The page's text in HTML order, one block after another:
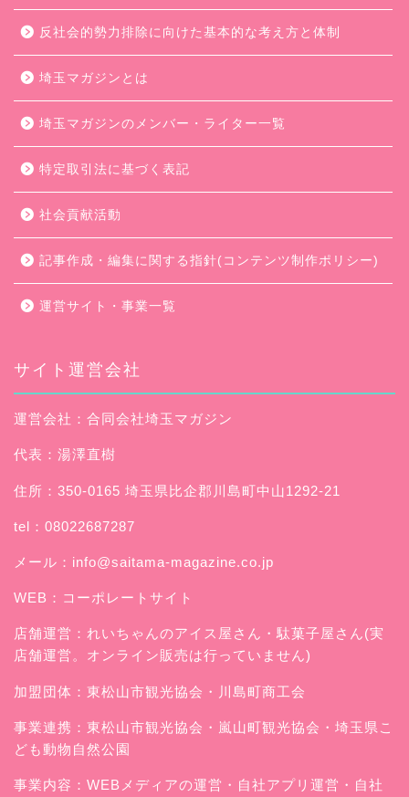
反社会的勢力排除に向けた基本的な考え方と体制
埼玉マガジンとは
埼玉マガジンのメンバー・ライター一覧
特定取引法に基づく表記
社会貢献活動
記事作成・編集に関する指針(コンテンツ制作ポリシー)
運営サイト・事業一覧
サイト運営会社
運営会社：合同会社埼玉マガジン
代表：湯澤直樹
住所：350-0165 埼玉県比企郡川島町中山1292-21
tel：08022687287
メール： info@saitama-magazine.co.jp
WEB： コーポレートサイト
店舗運営： れいちゃんのアイス屋さん ・駄菓子屋さん(実
店舗運営。オンライン販売は行っていません)
加盟団体：東松山市観光協会・川島町商工会
事業連携：東松山市観光協会・嵐山町観光協会・埼玉県こ
ども動物自然公園
事業内容：WEBメディアの運営・自社アプリ運営・自社